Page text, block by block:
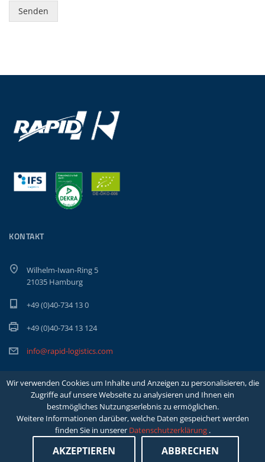
Senden
KONTAKT
Wilhelm-Iwan-Ring 5
21035 Hamburg
+49 (0)40-734 13 0
+49 (0)40-734 13 124
info@rapid-logistics.com
Copyright Rapid Int. Spedition GmbH & Co. KG |Impressum|
Datenschutzerklärung|
Wir verwenden Cookies um Inhalte und Anzeigen zu personalisieren, die
Zugriffe auf unsere Webseite zu analysieren und Ihnen ein
bestmögliches Nutzungserlebnis zu ermöglichen.
Weitere Informationen darüber, welche Daten gespeichert werden
finden Sie in unserer Datenschutzerklärung .
AKZEPTIEREN ABBRECHEN